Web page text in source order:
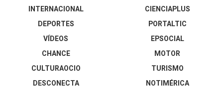
INTERNACIONAL
DEPORTES
VÍDEOS
CIENCIAPLUS
PORTALTIC
EPSOCIAL
CHANCE
CULTURAOCIO
DESCONECTA
MOTOR
TURISMO
NOTIMÉRICA